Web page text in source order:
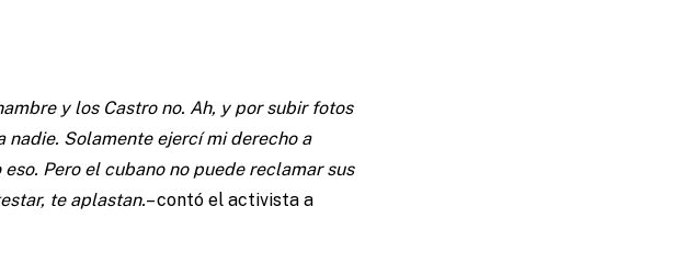
y los Castro no. Ah, y por subir fotos
nadie. Solamente ejercí mi derecho a
Pero el cubano no puede reclamar sus
te aplastan.– contó el activista a